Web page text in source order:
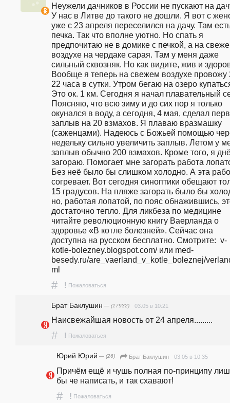
Неужели дачников в России не пускают на
У нас в Литве до такого не дошли. Я вот с
уже с 23 апреля переселился на дачу. Там
печка. Так что вполне уютно. Но спать я
предпочитаю не в домике с печкой, а на
воздухе на чердаке сарая. Там у меня даже
сильный сквозняк. Но как видите, жив и
Вообще я теперь на свежем воздухе провожу
22 часа в сутки. Утром бегаю на озеро
Это ок. 1 км. Сегодня я начал плавательный
Поясняю, что всю зиму и до сих пор я только
окунался в воду, а сегодня, 4 мая, сделал
заплыв на 20 взмахов. Я плаваю вразмашку
(саженцами). Надеюсь с Божьей помощью
недельку сильно увеличить заплыв. Летом у
заплыв обычно 200 взмахов. Кроме того, я
загораю. Помогает мне загорать работа
Без неё было бы слишком холодно. А эта
согревает. Вот сегодня синоптики обещают
15 градусов. На пляже загорать было бы
но, работая лопатой, по пояс обнажившись,
достаточно тепло. Для ликбеза по медицине
читайте революционную книгу Ваерланда о
здоровье «В котле болезней». Сейчас она
доступна на русском бесплатно. Смотрите:  v-
kotle-bolezney.blogspot.com/ или med-
besedy.ru/are_vaerland_v_kotle_boleznej/
ml
# ! Пожаловаться
Брат Баклушин — (17932) 03.05 в 10:21
Наисвежайшая новость от 24 апреля.........
# ! Пожаловаться
Юрий Юрий — (26) Брат Баклушин 03.05 в 10:35
Причём ещё и чушь полная по-принципу
бы че написать, и так схавают!
# ! Пожаловаться